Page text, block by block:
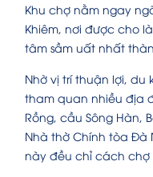
Khu chợ nằm ngay
Khiêm, nơi được cho
tâm sầm uất nhất
Nhờ vị trí thuận lợi,
tham quan nhiều địa
Rồng, cầu Sông Hàn,
Nhà thờ Chính tòa Đà
này đều chỉ cách chợ